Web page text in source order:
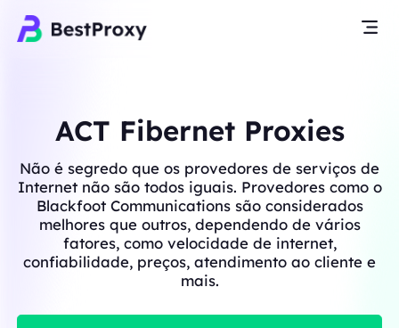
ACT Fibernet Proxies
Não é segredo que os provedores de serviços de
Internet não são todos iguais. Provedores como o
Blackfoot Communications são considerados
melhores que outros, dependendo de vários
fatores, como velocidade de internet,
confiabilidade, preços, atendimento ao cliente e
mais.